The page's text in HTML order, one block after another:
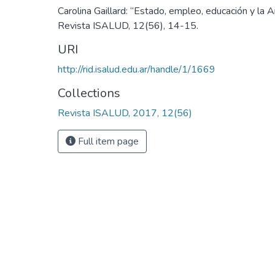
Carolina Gaillard: “Estado, empleo, educación y la
Revista ISALUD, 12(56), 14-15.
URI
http://rid.isalud.edu.ar/handle/1/1669
Collections
Revista ISALUD, 2017, 12(56)
Full item page